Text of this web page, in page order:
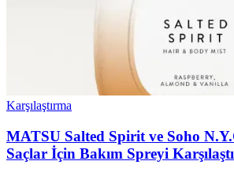
Karşılaştırma
MATSU Salted Spirit ve Soho
Saçlar İçin Bakım Spreyi